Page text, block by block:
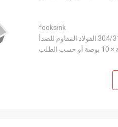
fooksink
المقاوم للصدأ